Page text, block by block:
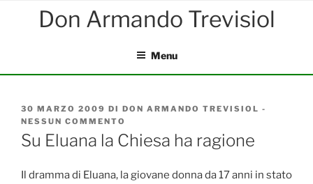
Menu
PUBBLICATO
IL
30 MARZO 2009 DI DON ARMANDO TREVISIOL -
NESSUN COMMENTO
SU
ELUANA
CHIESA
Su Eluana la Chiesa ha ragione
Il dramma di Eluana, la giovane donna da 17 anni in stato